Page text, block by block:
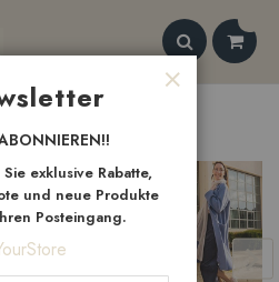
Search
Artikel
exklusive Rabatte,
und neue Produkte
Posteingang.